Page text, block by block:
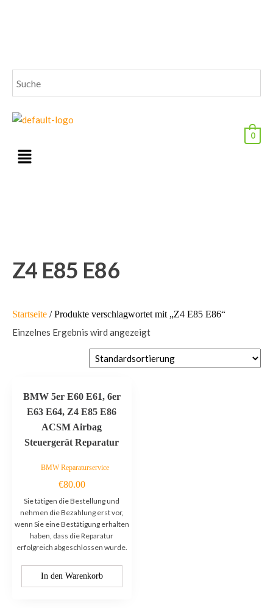
0
Z4 E85 E86
Startseite / Produkte verschlagwortet mit „Z4 E85 E86“
Einzelnes Ergebnis wird angezeigt
BMW 5er E60 E61, 6er
E63 E64, Z4 E85 E86
ACSM Airbag
Steuergerät Reparatur
BMW Reparaturservice
€80.00
Sie tätigen die Bestellung und
nehmen die Bezahlung erst vor,
wenn Sie eine Bestätigung erhalten
haben, dass die Reparatur
erfolgreich abgeschlossen wurde.
In den Warenkorb